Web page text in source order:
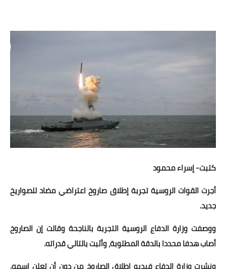
القليوبية
الجيزة
الاسكندرية
أسيوط
شمال سيناء
أخبار الرياضة
كتبت- إسراء محمود
أجرت القوات الروسية تجربة إطلاق صاروخ اعتراضي مضاد للصواريخ
جديد.
ووصفت وزارة الدفاع الروسية التجربة بالناجحة وقالت إن الصاروخ
أصاب هدفا محددا بالدقة المطلوبة، وأثبت بالتالي قدراته.